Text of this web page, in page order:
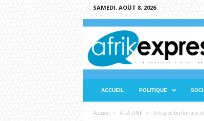
SAMEDI, AOÛT 8, 2026
e
ACCUEIL POLITIQUE
Accueil A LA UNE Réfugiés burkinabè